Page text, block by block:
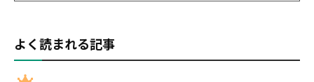
よく読まれる記事